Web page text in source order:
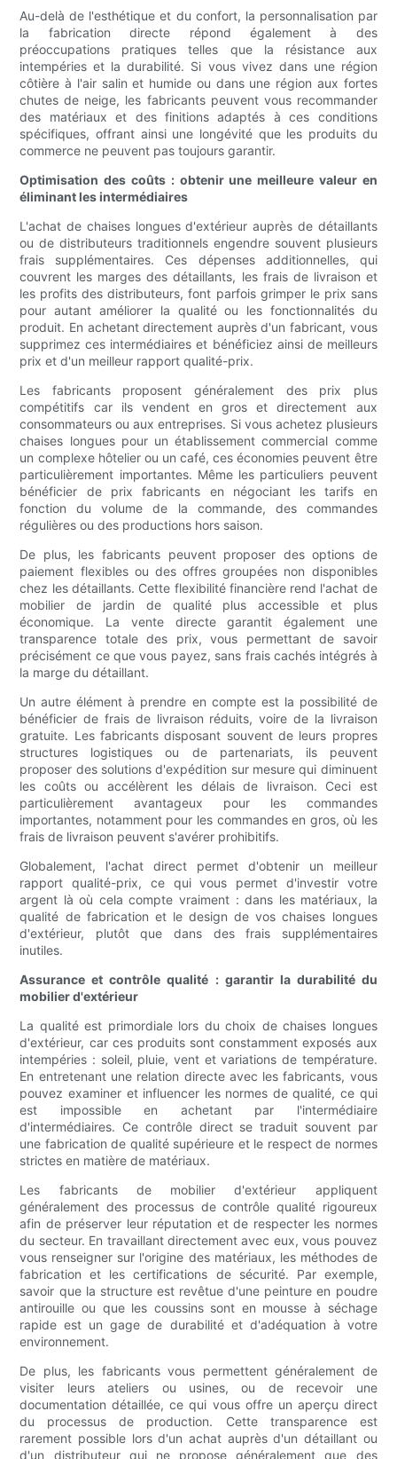
Au-delà de l'esthétique et du confort, la personnalisation par
la fabrication directe répond également à des
préoccupations pratiques telles que la résistance aux
intempéries et la durabilité. Si vous vivez dans une région
côtière à l'air salin et humide ou dans une région aux fortes
chutes de neige, les fabricants peuvent vous recommander
des matériaux et des finitions adaptés à ces conditions
spécifiques, offrant ainsi une longévité que les produits du
commerce ne peuvent pas toujours garantir.
Optimisation des coûts : obtenir une meilleure valeur en
éliminant les intermédiaires
L'achat de chaises longues d'extérieur auprès de détaillants
ou de distributeurs traditionnels engendre souvent plusieurs
frais supplémentaires. Ces dépenses additionnelles, qui
couvrent les marges des détaillants, les frais de livraison et
les profits des distributeurs, font parfois grimper le prix sans
pour autant améliorer la qualité ou les fonctionnalités du
produit. En achetant directement auprès d'un fabricant, vous
supprimez ces intermédiaires et bénéficiez ainsi de meilleurs
prix et d'un meilleur rapport qualité-prix.
Les fabricants proposent généralement des prix plus
compétitifs car ils vendent en gros et directement aux
consommateurs ou aux entreprises. Si vous achetez plusieurs
chaises longues pour un établissement commercial comme
un complexe hôtelier ou un café, ces économies peuvent être
particulièrement importantes. Même les particuliers peuvent
bénéficier de prix fabricants en négociant les tarifs en
fonction du volume de la commande, des commandes
régulières ou des productions hors saison.
De plus, les fabricants peuvent proposer des options de
paiement flexibles ou des offres groupées non disponibles
chez les détaillants. Cette flexibilité financière rend l'achat de
mobilier de jardin de qualité plus accessible et plus
économique. La vente directe garantit également une
transparence totale des prix, vous permettant de savoir
précisément ce que vous payez, sans frais cachés intégrés à
la marge du détaillant.
Un autre élément à prendre en compte est la possibilité de
bénéficier de frais de livraison réduits, voire de la livraison
gratuite. Les fabricants disposant souvent de leurs propres
structures logistiques ou de partenariats, ils peuvent
proposer des solutions d'expédition sur mesure qui diminuent
les coûts ou accélèrent les délais de livraison. Ceci est
particulièrement avantageux pour les commandes
importantes, notamment pour les commandes en gros, où les
frais de livraison peuvent s'avérer prohibitifs.
Globalement, l'achat direct permet d'obtenir un meilleur
rapport qualité-prix, ce qui vous permet d'investir votre
argent là où cela compte vraiment : dans les matériaux, la
qualité de fabrication et le design de vos chaises longues
d'extérieur, plutôt que dans des frais supplémentaires
inutiles.
Assurance et contrôle qualité : garantir la durabilité du
mobilier d'extérieur
La qualité est primordiale lors du choix de chaises longues
d'extérieur, car ces produits sont constamment exposés aux
intempéries : soleil, pluie, vent et variations de température.
En entretenant une relation directe avec les fabricants, vous
pouvez examiner et influencer les normes de qualité, ce qui
est impossible en achetant par l'intermédiaire
d'intermédiaires. Ce contrôle direct se traduit souvent par
une fabrication de qualité supérieure et le respect de normes
strictes en matière de matériaux.
Les fabricants de mobilier d'extérieur appliquent
généralement des processus de contrôle qualité rigoureux
afin de préserver leur réputation et de respecter les normes
du secteur. En travaillant directement avec eux, vous pouvez
vous renseigner sur l'origine des matériaux, les méthodes de
fabrication et les certifications de sécurité. Par exemple,
savoir que la structure est revêtue d'une peinture en poudre
antirouille ou que les coussins sont en mousse à séchage
rapide est un gage de durabilité et d'adéquation à votre
environnement.
De plus, les fabricants vous permettent généralement de
visiter leurs ateliers ou usines, ou de recevoir une
documentation détaillée, ce qui vous offre un aperçu direct
du processus de production. Cette transparence est
rarement possible lors d'un achat auprès d'un détaillant ou
d'un distributeur qui ne propose généralement que des